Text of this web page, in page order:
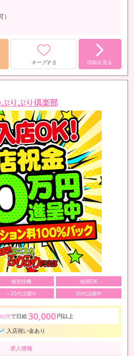
キープする 詳細を見る
りぷり倶楽部
個室待機
短期OK
～20代活躍中 30代活躍中
間で日給30,000 円以上
入店祝い金あり
求人情報